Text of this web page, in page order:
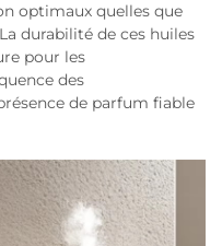
optimaux quelles que
durabilité de ces huiles
pour les
des
de parfum fiable